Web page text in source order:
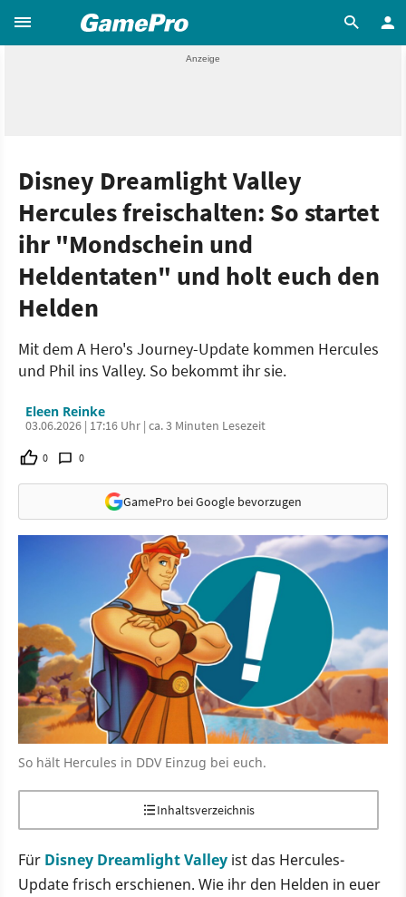
Disney Dreamlight Valley
Hercules freischalten: So startet
ihr "Mondschein und
Heldentaten" und holt euch den
Helden
Mit dem A Hero's Journey-Update kommen Hercules
und Phil ins Valley. So bekommt ihr sie.
Eleen Reinke
03.06.2026 | 17:16 Uhr | ca. 3 Minuten Lesezeit
0 0
GamePro bei Google bevorzugen
So hält Hercules in DDV Einzug bei euch.
Inhaltsverzeichnis
Für Disney Dreamlight Valley ist das Hercules-
Update frisch erschienen. Wie ihr den Helden in euer